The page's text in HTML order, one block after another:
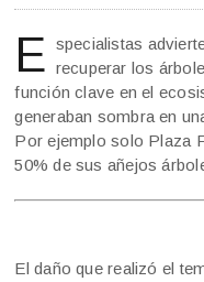
E specialistas
recuperar los
función clave en el
generaban sombra en
Por ejemplo solo Plaza
50% de sus añejos
El daño que realizó el